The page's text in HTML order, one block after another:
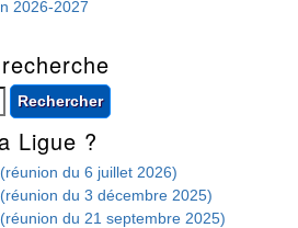
2026-2027
Ligue ?
du 6 juillet 2026)
du 3 décembre 2025)
du 21 septembre 2025)